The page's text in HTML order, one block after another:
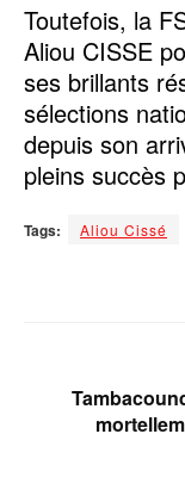
Toutefois, la
Aliou CISSE
ses brillants
sélections
depuis son
pleins succès
Tags: Aliou Cissé